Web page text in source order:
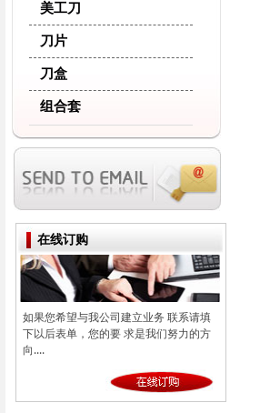
美工刀
刀片
刀盒
组合套
在线订购
如果您希望与我公司建立业务 联系请填
下以后表单，您的要 求是我们努力的方
向....